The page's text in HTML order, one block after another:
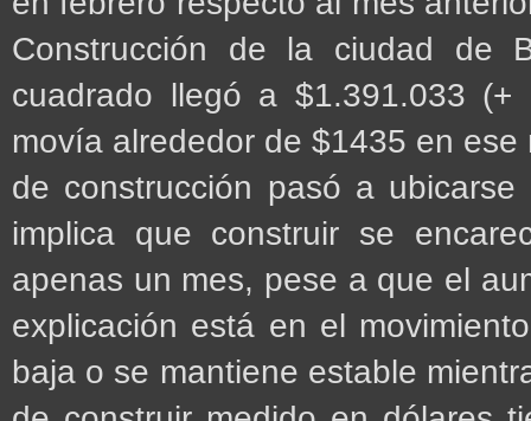
Construcción de la ciudad de
cuadrado llegó a $1.391.033
movía alrededor de $1435 en
de construcción pasó a
implica que construir se
apenas un mes, pese a que el
explicación está en el
baja o se mantiene estable